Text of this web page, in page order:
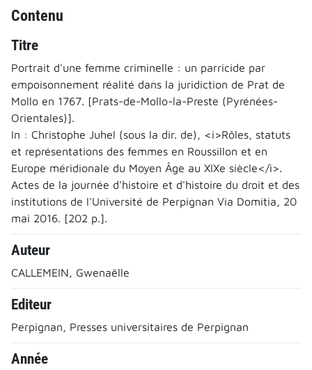
Contenu
Titre
Portrait d'une femme criminelle : un parricide par
empoisonnement réalité dans la juridiction de Prat de
Mollo en 1767. [Prats-de-Mollo-la-Preste (Pyrénées-
Orientales)].
In : Christophe Juhel (sous la dir. de), <i>Rôles, statuts
et représentations des femmes en Roussillon et en
Europe méridionale du Moyen Âge au XIXe siècle</i>.
Actes de la journée d'histoire et d'histoire du droit et des
institutions de l'Université de Perpignan Via Domitia, 20
mai 2016. [202 p.].
Auteur
CALLEMEIN, Gwenaëlle
Editeur
Perpignan, Presses universitaires de Perpignan
Année